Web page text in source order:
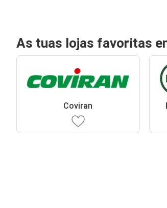
As tuas lojas favoritas
Coviran